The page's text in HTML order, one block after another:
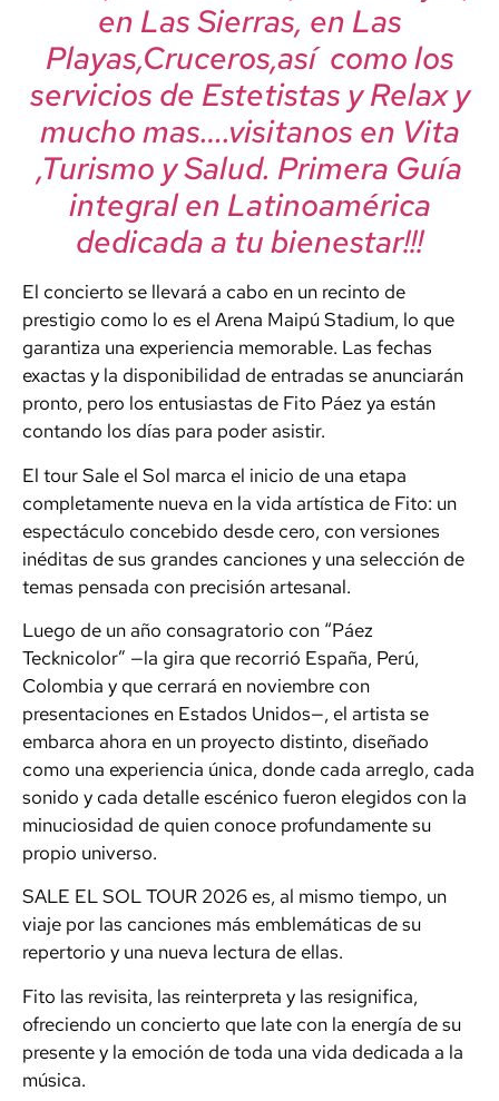
en Las Sierras, en Las
Playas,Cruceros,así como los
servicios de Estetistas y Relax y
mucho mas….visitanos en Vita
,Turismo y Salud. Primera Guía
integral en Latinoamérica
dedicada a tu bienestar!!!
El concierto se llevará a cabo en un recinto de
prestigio como lo es el Arena Maipú Stadium, lo que
garantiza una experiencia memorable. Las fechas
exactas y la disponibilidad de entradas se anunciarán
pronto, pero los entusiastas de Fito Páez ya están
contando los días para poder asistir.
El tour Sale el Sol marca el inicio de una etapa
completamente nueva en la vida artística de Fito: un
espectáculo concebido desde cero, con versiones
inéditas de sus grandes canciones y una selección de
temas pensada con precisión artesanal.
Luego de un año consagratorio con “Páez
Tecknicolor” —la gira que recorrió España, Perú,
Colombia y que cerrará en noviembre con
presentaciones en Estados Unidos—, el artista se
embarca ahora en un proyecto distinto, diseñado
como una experiencia única, donde cada arreglo, cada
sonido y cada detalle escénico fueron elegidos con la
minuciosidad de quien conoce profundamente su
propio universo.
SALE EL SOL TOUR 2026 es, al mismo tiempo, un
viaje por las canciones más emblemáticas de su
repertorio y una nueva lectura de ellas.
Fito las revisita, las reinterpreta y las resignifica,
ofreciendo un concierto que late con la energía de su
presente y la emoción de toda una vida dedicada a la
música.